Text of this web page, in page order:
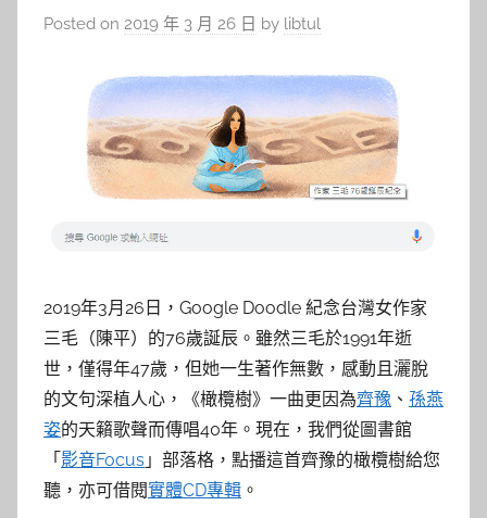
服
務
部
落
Posted on 2019 年 3 月 26 日 by libtul
2019年3月26日，Google Doodle 紀念台灣女作家
三毛（陳平）的76歲誕辰。雖然三毛於1991年逝
世，僅得年47歲，但她一生著作無數，感動且灑脫
的文句深植人心，《橄欖樹》一曲更因為齊豫 、 孫燕
姿的天籟歌聲而傳唱40年。現在，我們從圖書館
「影音Focus 」部落格，點播這首齊豫的橄欖樹給您
聽，亦可借閱實體CD專輯 。